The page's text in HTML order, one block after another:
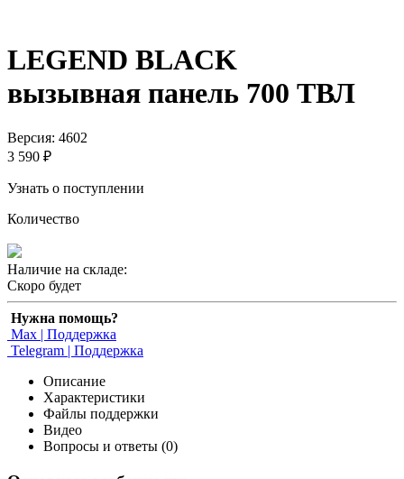
LEGEND BLACK
вызывная панель 700 ТВЛ
Версия: 4602
3 590 ₽
Узнать о поступлении
Количество
Наличие на складе:
Скоро будет
Нужна помощь?
Max | Поддержка
Telegram | Поддержка
Описание
Характеристики
Файлы поддержки
Видео
Вопросы и ответы (0)